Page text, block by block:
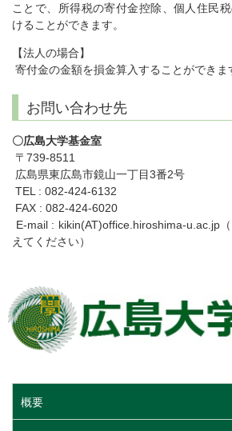
ことで、所得税の寄付金控除、個人住民
けることができます。
【法人の場合】
寄付金の金額を損金算入することができま
お問い合わせ先
〇広島大学基金室
〒739-8511
広島県東広島市鏡山一丁目3番2号
TEL : 082-424-6132
FAX : 082-424-6020
E-mail : kikin(AT)office.hiroshima-u.ac.jp
えてください）
概要